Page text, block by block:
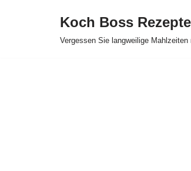
Koch Boss
Vergessen Sie langweilige